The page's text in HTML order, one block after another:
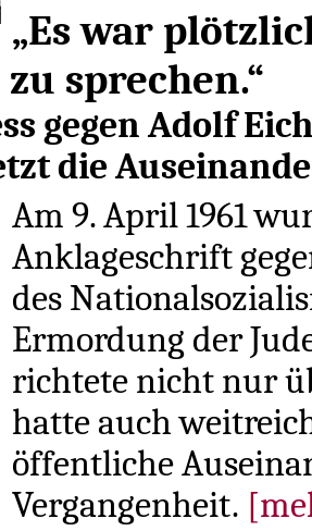
„Es war
sprechen.“
gegen Adolf
die
Am 9. April 1961
Anklageschrift
des
Ermordung der
richtete nicht nur
hatte auch
öffentliche
Vergangenheit.